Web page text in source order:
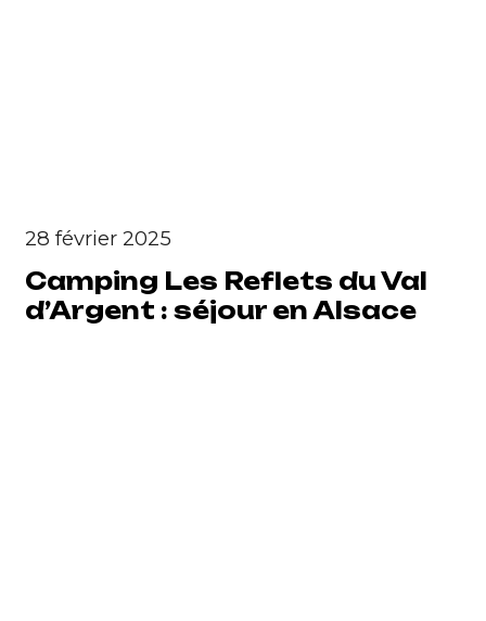
28 février 2025
Camping Les Reflets du Val
d’Argent : séjour en Alsace